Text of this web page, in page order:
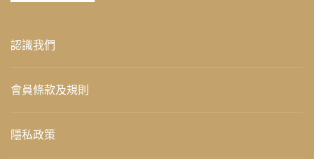
認識我們
會員條款及規則
隱私政策